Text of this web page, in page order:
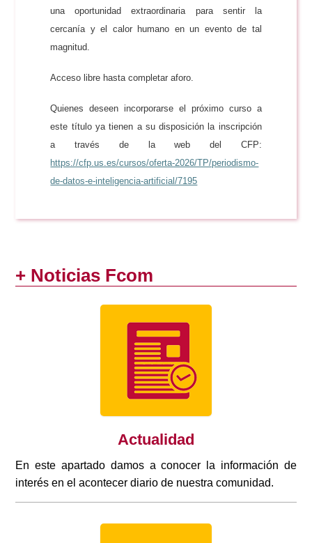
una oportunidad extraordinaria para sentir la
cercanía y el calor humano en un evento de tal
magnitud.
Acceso libre hasta completar aforo.
Quienes deseen incorporarse el próximo curso a
este título ya tienen a su disposición la inscripción
a través de la web del CFP:
https://cfp.us.es/cursos/oferta-2026/TP/periodismo-
de-datos-e-inteligencia-artificial/7195
+ Noticias Fcom
Actualidad
En este apartado damos a conocer la información de
interés en el acontecer diario de nuestra comunidad.